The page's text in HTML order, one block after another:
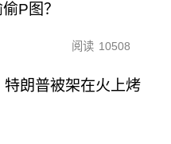
P图？
阅读 10508
特朗普被架在火上烤